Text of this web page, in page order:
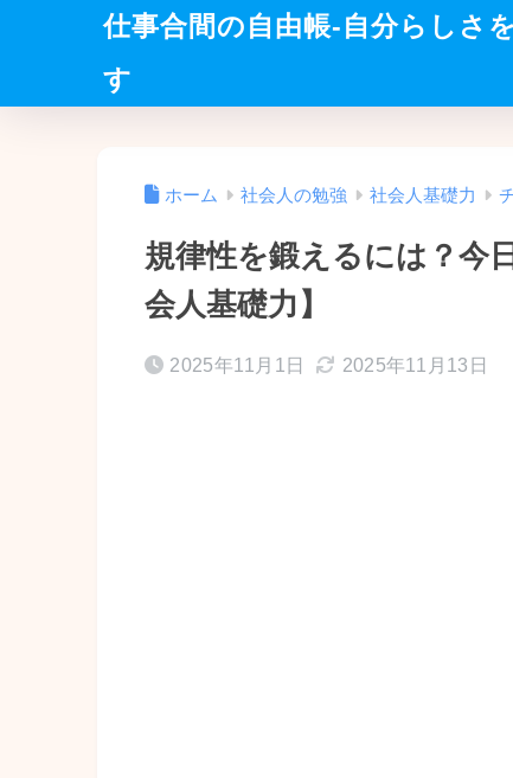
仕事合間の自由帳-自分らしさ
す
ホーム 社会人の勉強 社会人基礎力
規律性を鍛えるには？今
会人基礎力】
2025年11月1日 2025年11月13日